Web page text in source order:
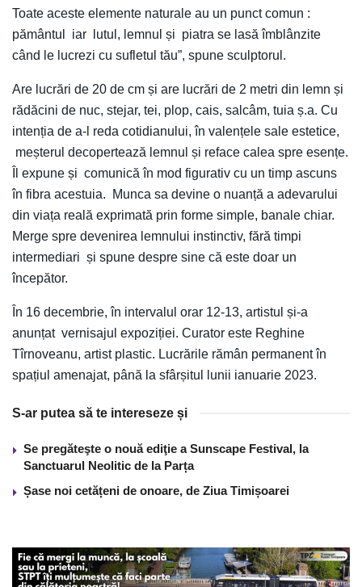
Toate aceste elemente naturale au un punct comun :
pământul iar lutul, lemnul și piatra se lasă îmblânzite
când le lucrezi cu sufletul tău”, spune sculptorul.
Are lucrări de 20 de cm și are lucrări de 2 metri din lemn și
rădăcini de nuc, stejar, tei, plop, cais, salcâm, tuia ș.a. Cu
intenția de a-l reda cotidianului, în valențele sale estetice,
meșterul decopertează lemnul și reface calea spre esențe.
Îl expune și comunică în mod figurativ cu un timp ascuns
în fibra acestuia. Munca sa devine o nuanță a adevarului
din viața reală exprimată prin forme simple, banale chiar.
Merge spre devenirea lemnului instinctiv, fără timpi
intermediari și spune despre sine că este doar un
începător.
În 16 decembrie, în intervalul orar 12-13, artistul și-a
anunțat vernisajul expoziției. Curator este Reghine
Tîrnoveanu, artist plastic. Lucrările rămân permanent în
spațiul amenajat, până la sfârșitul lunii ianuarie 2023.
S-ar putea să te intereseze și
Se pregăteşte o nouă ediţie a Sunscape Festival, la
Sanctuarul Neolitic de la Parța
Șase noi cetățeni de onoare, de Ziua Timișoarei